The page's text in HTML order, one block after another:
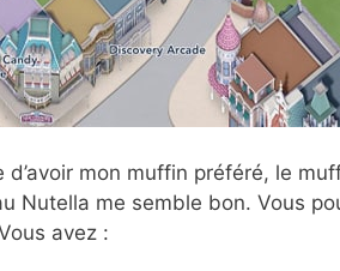
mon muffin préféré, le
Nutella me semble bon. Vous
avez :